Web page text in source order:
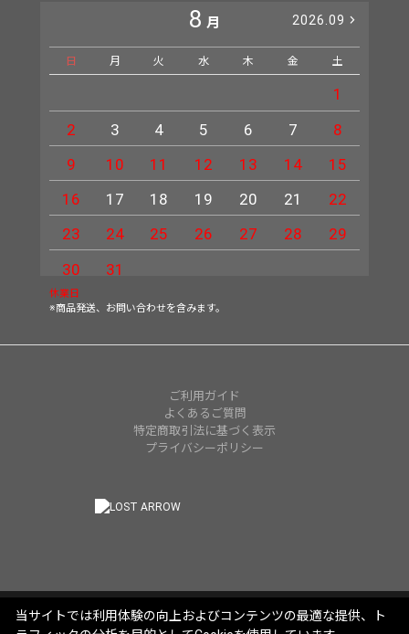
8 月 2026.09
日 月 火 水 木 金 土
1
2
3 4 5 6 7
8
9
10 11 12 13 14
15
16
17 18 19 20 21
22
23
24 25 26 27 28
29
30
31
休業日
※商品発送、お問い合わせを含みます。
ご利用ガイド
よくあるご質問
特定商取引法に基づく表示
プライバシーポリシー
当サイトでは利用体験の向上およびコンテンツの最適な提供、ト